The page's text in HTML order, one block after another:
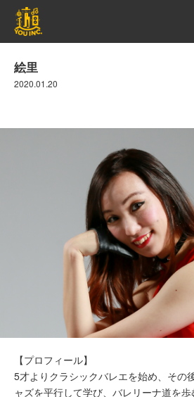
絵里
2020.01.20
【プロフィール】
5才よりクラシックバレエを始め、その
ャズを平行して学び、バレリーナ道を